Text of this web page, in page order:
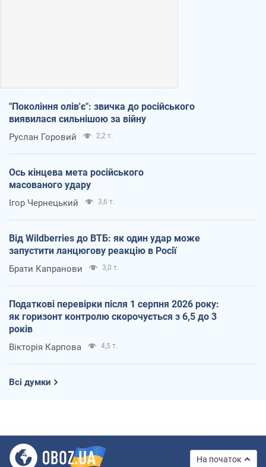
"Покоління олів'є": звичка до російського
виявилася сильнішою за війну
Руслан Горовий 2,2 т.
Ось кінцева мета російського
масованого удару
Ігор Чернецький 3,6 т.
Від Wildberries до ВТБ: як один удар може
запустити ланцюгову реакцію в Росії
Брати Капранови 3,0 т.
Податкові перевірки після 1 серпня 2026 року:
як горизонт контролю скорочується з 6,5 до 3
років
Вікторія Карпова 4,5 т.
Всі думки
На початок